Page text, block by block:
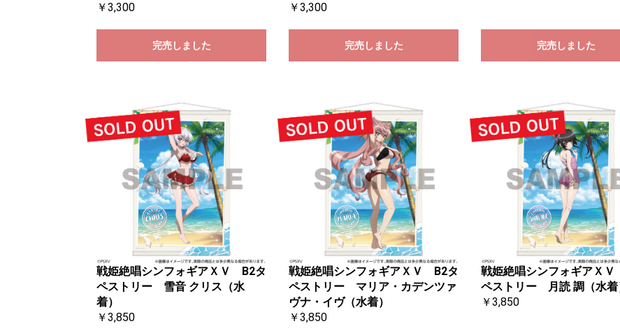
￥3,300
完売しました
￥3,300
完売しました 完売しました
戦姫絶唱シンフォギアＸＶ B2タ
ペストリー 雪音 クリス（水
着）
￥3,850
戦姫絶唱シンフォギアＸＶ B2タ
ペストリー マリア・カデンツァ
ヴナ・イヴ（水着）
￥3,850
戦姫絶唱シンフォギアＸ
ペストリー 月読 調（水着
￥3,850